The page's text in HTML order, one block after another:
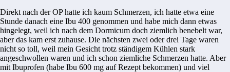
Direkt nach der OP hatte ich kaum Schmerzen, ich hatte etwa eine
Stunde danach eine Ibu 400 genommen und habe mich dann etwas
hingelegt, weil ich nach dem Dormicum doch ziemlich benebelt war,
aber das kam erst zuhause. Die nächsten zwei oder drei Tage waren
nicht so toll, weil mein Gesicht trotz ständigem Kühlen stark
angeschwollen waren und ich schon ziemliche Schmerzen hatte. Aber
mit Ibuprofen (habe Ibu 600 mg auf Rezept bekommen) und viel